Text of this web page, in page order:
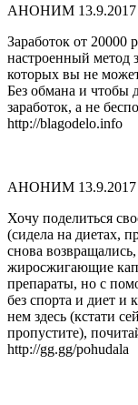
АНОНИМ
Заработок от
настроенный метод
которых вы не
Без обмана и чтобы
заработок, а не
http://blagodelo.info
АНОНИМ
Хочу поделиться
(сидела на диетах,
снова
жиросжигающие
препараты, но с
без спорта и диет и
нем здесь (кстати
пропустите),
http://gg.gg/pohudala